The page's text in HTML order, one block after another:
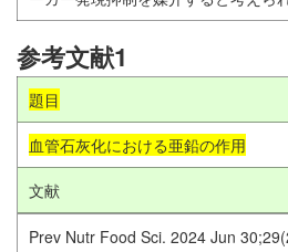
参考文献1
題目
血管石灰化における亜鉛の作用
文献
Prev Nutr Food Sci. 2024 Jun